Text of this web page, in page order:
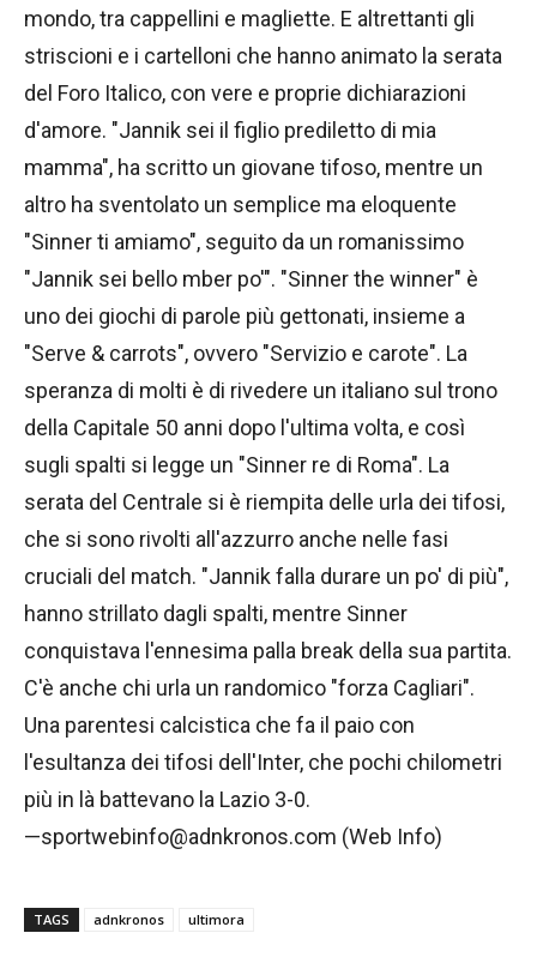
mondo, tra cappellini e magliette. E altrettanti gli
striscioni e i cartelloni che hanno animato la serata
del Foro Italico, con vere e proprie dichiarazioni
d'amore. "Jannik sei il figlio prediletto di mia
mamma", ha scritto un giovane tifoso, mentre un
altro ha sventolato un semplice ma eloquente
"Sinner ti amiamo", seguito da un romanissimo
"Jannik sei bello mber po'". "Sinner the winner" è
uno dei giochi di parole più gettonati, insieme a
"Serve & carrots", ovvero "Servizio e carote". La
speranza di molti è di rivedere un italiano sul trono
della Capitale 50 anni dopo l'ultima volta, e così
sugli spalti si legge un "Sinner re di Roma". La
serata del Centrale si è riempita delle urla dei tifosi,
che si sono rivolti all'azzurro anche nelle fasi
cruciali del match. "Jannik falla durare un po' di più",
hanno strillato dagli spalti, mentre Sinner
conquistava l'ennesima palla break della sua partita.
C'è anche chi urla un randomico "forza Cagliari".
Una parentesi calcistica che fa il paio con
l'esultanza dei tifosi dell'Inter, che pochi chilometri
più in là battevano la Lazio 3-0.
—sportwebinfo@adnkronos.com (Web Info)
TAGS adnkronos ultimora